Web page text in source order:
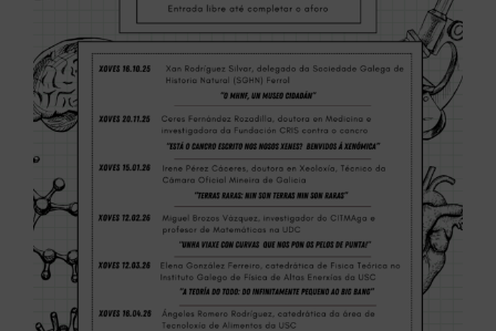
Novas
Portal de emprego
Contacto